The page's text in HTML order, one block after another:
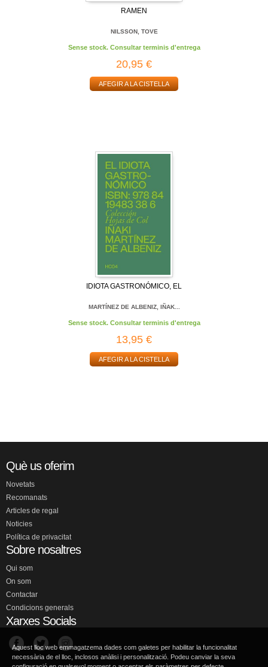
RAMEN
NILSSON, TOVE
Sense stock. Consultar terminis d'entrega
20,95 €
AFEGIR A LA CISTELLA
IDIOTA GASTRONÓMICO, EL
MARTÍNEZ DE ALBENIZ, IÑAK...
Sense stock. Consultar terminis d'entrega
13,95 €
AFEGIR A LA CISTELLA
Què us oferim
Novetats
Recomanats
Articles de regal
Noticies
Política de privacitat
Sobre nosaltres
Qui som
On som
Contactar
Condicions generals
Xarxes Socials
Aquest lloc web emmagatzema dades com galetes per habilitar la funcionalitat
necessària de el lloc, inclosos anàlisi i personalització. Podeu canviar la seva